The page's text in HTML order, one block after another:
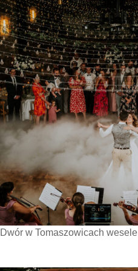
Dwór w Tomaszowicach wesele